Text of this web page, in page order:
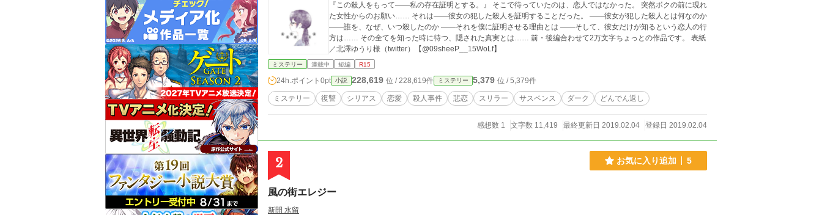
『この殺人をもって――私の存在証明とする。』 そこで待っていたのは、恋人ではなかった。 突然ボクの前に現れ
た女性からのお願い…… それは――彼女の犯した殺人を証明することだった。 ――彼女が犯した殺人とは何なのか
――誰を、なぜ、いつ殺したのか ――それを僕に証明させる理由とは ――そして、彼女だけが知るという恋人の行
方は…… その全てを知った時に待つ、隠された真実とは…… 前・後編合わせて2万文字ちょっとの作品です。 表紙
／北澤ゆうり様（twitter）【@09sheeP__15WoLf】
ミステリー 連載中 短編 R15
24h.ポイント 0pt 小説 228,619 位 / 228,619件 ミステリー 5,379 位 / 5,379件
ミステリー 復讐 シリアス 恋愛 殺人事件 悲恋 スリラー サスペンス ダーク どんでん返し
感想数 1 文字数 11,419 最終更新日 2019.02.04 登録日 2019.02.04
2 お気に入り追加 5
風の街エレジー
新開 水留